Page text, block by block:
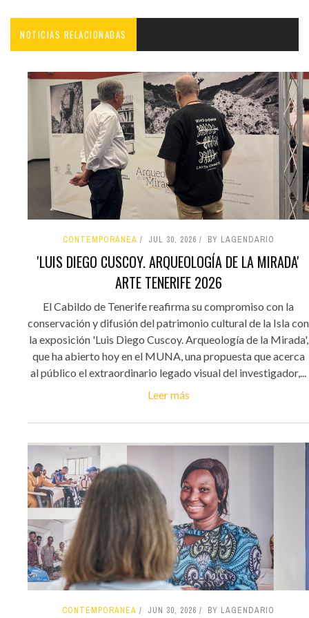
NOTICIAS RELACIONADAS
CONTEMPORÁNEA JUL 30, 2026 BY LAGENDARIO
'LUIS DIEGO CUSCOY. ARQUEOLOGÍA DE LA MIRADA'
ARTE TENERIFE 2026
El Cabildo de Tenerife reafirma su compromiso con la
conservación y difusión del patrimonio cultural de la Isla con
la exposición 'Luis Diego Cuscoy. Arqueología de la Mirada',
que ha abierto hoy en el MUNA, una propuesta que acerca
al público el extraordinario legado visual del investigador,...
Leer más
CONTEMPORÁNEA JUN 30, 2026 BY LAGENDARIO